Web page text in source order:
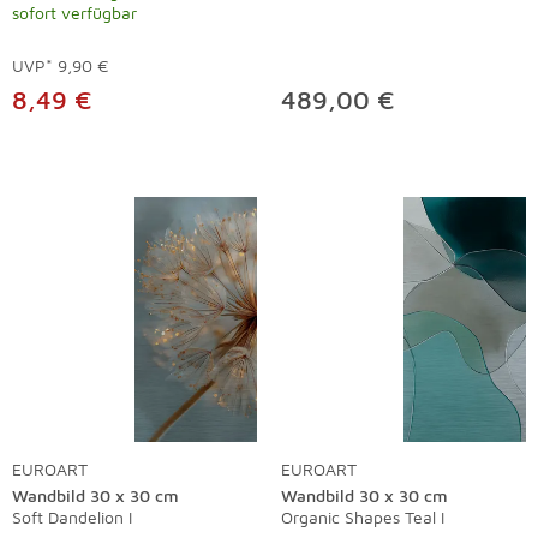
sofort verfügbar
UVP* 9,90 €
8,49 € 489,00 €
EUROART
Wandbild 30 x 30 cm
Soft Dandelion I
EUROART
Wandbild 30 x 30 cm
Organic Shapes Teal I